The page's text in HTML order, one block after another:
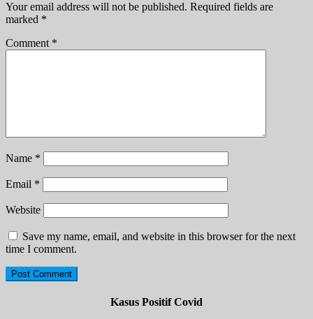
Your email address will not be published. Required fields are
marked *
Comment *
Name *
Email *
Website
Save my name, email, and website in this browser for the next
time I comment.
Kasus Positif Covid